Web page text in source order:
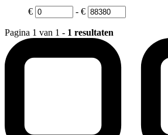
€ - €
Pagina 1 van 1 - 1 resultaten